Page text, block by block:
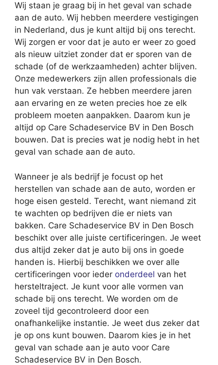
Wij staan je graag bij in het geval van schade
aan de auto. Wij hebben meerdere vestigingen
in Nederland, dus je kunt altijd bij ons terecht.
Wij zorgen er voor dat je auto er weer zo goed
als nieuw uitziet zonder dat er sporen van de
schade (of de werkzaamheden) achter blijven.
Onze medewerkers zijn allen professionals die
hun vak verstaan. Ze hebben meerdere jaren
aan ervaring en ze weten precies hoe ze elk
probleem moeten aanpakken. Daarom kun je
altijd op Care Schadeservice BV in Den Bosch
bouwen. Dat is precies wat je nodig hebt in het
geval van schade aan de auto.
Wanneer je als bedrijf je focust op het
herstellen van schade aan de auto, worden er
hoge eisen gesteld. Terecht, want niemand zit
te wachten op bedrijven die er niets van
bakken. Care Schadeservice BV in Den Bosch
beschikt over alle juiste certificeringen. Je weet
dus altijd zeker dat je auto bij ons in goede
handen is. Hierbij beschikken we over alle
certificeringen voor ieder onderdeel van het
hersteltraject. Je kunt voor alle vormen van
schade bij ons terecht. We worden om de
zoveel tijd gecontroleerd door een
onafhankelijke instantie. Je weet dus zeker dat
je op ons kunt bouwen. Daarom kies je in het
geval van schade aan je auto voor Care
Schadeservice BV in Den Bosch.